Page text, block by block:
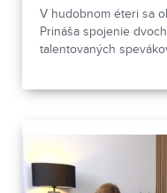
V hudobnom éteri sa
Prináša spojenie
talentovaných